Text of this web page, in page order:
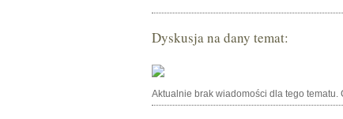
Dyskusja na dany temat:
Aktualnie brak wiadomości dla tego tematu.